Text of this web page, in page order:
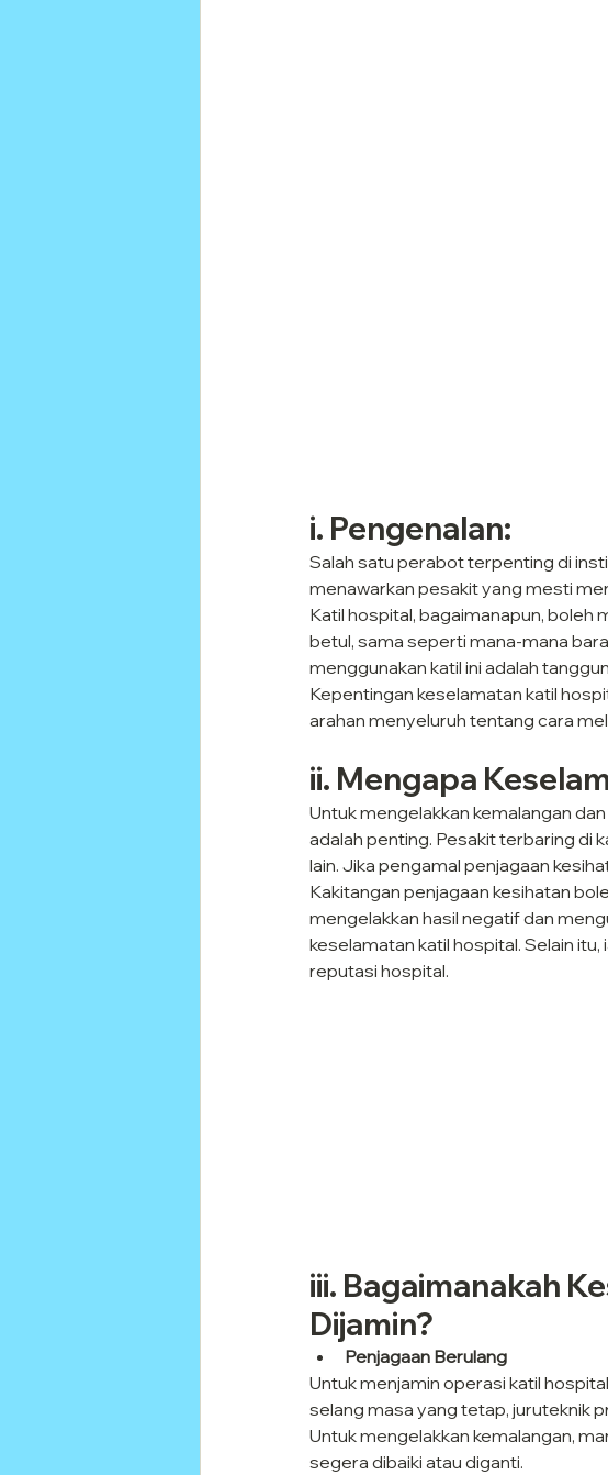
i. Pengenalan:
Salah satu perabot terpenting di
menawarkan pesakit yang mesti
Katil hospital, bagaimanapun, boleh
betul, sama seperti mana-mana
menggunakan katil ini adalah
Kepentingan keselamatan katil
arahan menyeluruh tentang cara
ii. Mengapa
Untuk mengelakkan kemalangan
adalah penting. Pesakit terbaring di
lain. Jika pengamal penjagaan
Kakitangan penjagaan kesihatan
mengelakkan hasil negatif dan
keselamatan katil hospital. Selain
reputasi hospital.
iii. Bagaimanakah
Dijamin?
Penjagaan Berulang
Untuk menjamin operasi katil
selang masa yang tetap, juruteknik
Untuk mengelakkan kemalangan,
segera dibaiki atau diganti.